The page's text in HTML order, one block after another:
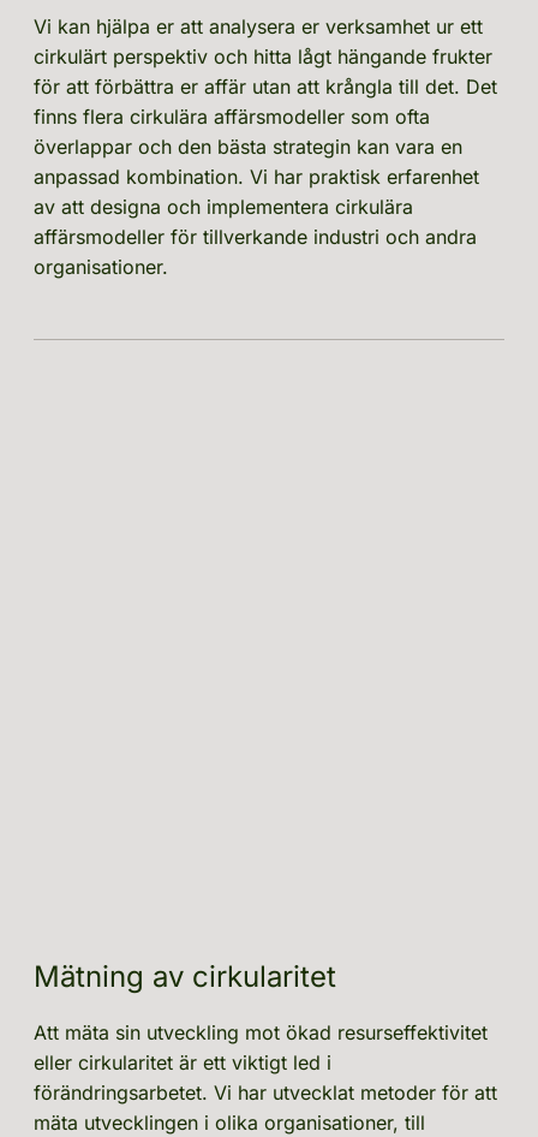
Vi kan hjälpa er att analysera er verksamhet ur ett
cirkulärt perspektiv och hitta lågt hängande frukter
för att förbättra er affär utan att krångla till det. Det
finns flera cirkulära affärsmodeller som ofta
överlappar och den bästa strategin kan vara en
anpassad kombination. Vi har praktisk erfarenhet
av att designa och implementera cirkulära
affärsmodeller för tillverkande industri och andra
organisationer.
Mätning av cirkularitet
Att mäta sin utveckling mot ökad resurseffektivitet
eller cirkularitet är ett viktigt led i
förändringsarbetet. Vi har utvecklat metoder för att
mäta utvecklingen i olika organisationer, till